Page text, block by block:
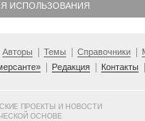
ИСПОЛЬЗОВАНИЯ
Авторы Темы Справочники
Редакция Контакты
ПРОЕКТЫ И НОВОСТИ
ОСНОВЕ